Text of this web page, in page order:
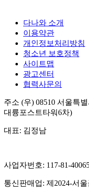
다나와 소개
이용약관
개인정보처리방침
청소년 보호정책
사이트맵
광고센터
협력사문의
주소 (우) 08510 서울특
대륭포스트타워6차)
대표: 김정남
사업자번호: 117-81-
통신판매업: 제2024-서